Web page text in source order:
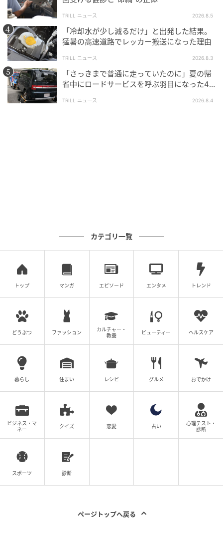
では、タイヤはいつ交換すべきなのでしょうか。
最も分かりやすいのがスリップサイン 。「タイヤの溝
の深さが1.6㎜になると現れるもので、この1.6mmと
いう数値は道路運送車両の保安基準というもので厳格
に指定、管理されている数値なので、これを下回って
しまうと法律違反ということになるだけではなく、雨
の日にブレーキをかけても止まらないなどの事故にも
といった場合も早急な交換が必要です。「まだ走れる
から大丈夫だろう」と放置するのは、事故につながる
大きなリスクになります。
重大な事故を引き起こす前にこまめなチェッ
クを！
TRILL ニュース 2026.8.5
「冷却水が少し減るだけ」と出発した結果。
猛暑の高速道路でレッカー搬送になった理由
TRILL ニュース 2026.8.3
「さっきまで普通に走っていたのに」夏の帰
省中にロードサービスを呼ぶ羽目になった40
TRILL ニュース 2026.8.4
カテゴリ一覧
トップ マンガ エピソード エンタメ トレンド
どうぶつ ファッション
カルチャー・
教養
ビューティー ヘルスケア
暮らし 住まい レシピ グルメ おでかけ
ビジネス・マ
ネー
クイズ 恋愛 占い
心理テスト・
診断
スポーツ 診断
ページトップへ戻る